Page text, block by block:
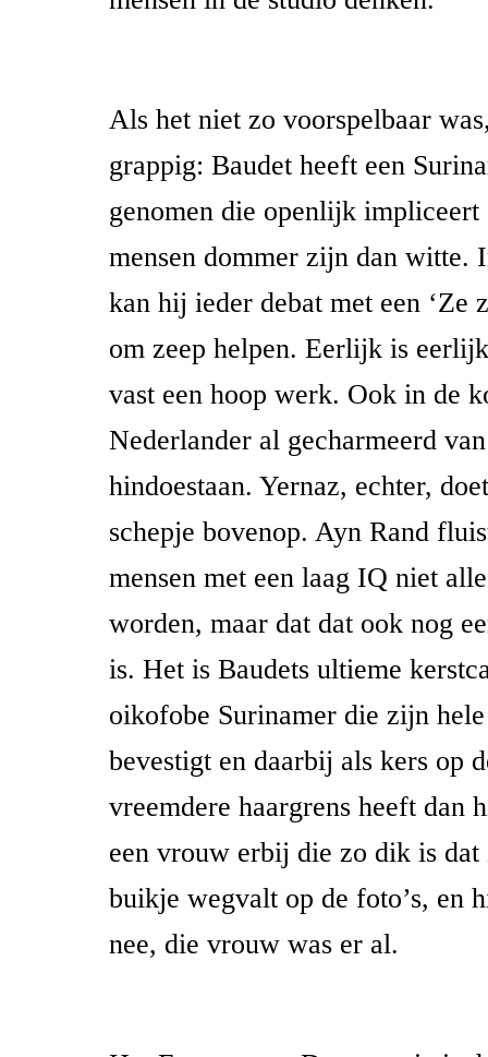
Als het niet zo voorspelbaar
grappig: Baudet heeft een
genomen die openlijk impliceert
mensen dommer zijn dan witte.
kan hij ieder debat met een ‘Ze
om zeep helpen. Eerlijk is
vast een hoop werk. Ook in de
Nederlander al gecharmeerd
hindoestaan. Yernaz, echter,
schepje bovenop. Ayn Rand
mensen met een laag IQ niet
worden, maar dat dat ook nog
is. Het is Baudets ultieme
oikofobe Surinamer die zijn
bevestigt en daarbij als kers op
vreemdere haargrens heeft dan
een vrouw erbij die zo dik is dat
buikje wegvalt op de foto’s, en
nee, die vrouw was er al.